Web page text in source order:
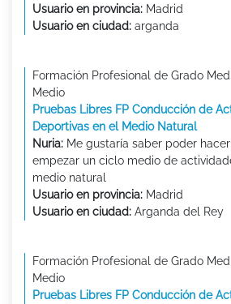
Usuario en provincia: Madrid
Usuario en ciudad: arganda
Formación Profesional de Grado
Medio
Pruebas Libres FP Conducción de
Deportivas en el Medio Natural
Nuria: Me gustaría saber poder
empezar un ciclo medio de
medio natural
Usuario en provincia: Madrid
Usuario en ciudad: Arganda del Rey
Formación Profesional de Grado
Medio
Pruebas Libres FP Conducción de